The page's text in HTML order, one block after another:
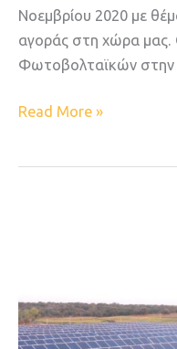
Νοεμβρίου 2020 με
αγοράς στη χώρα μας.
Φωτοβολταϊκών στην
Read More »
στο
2019: